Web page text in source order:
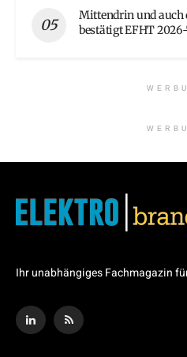
Mittendrin und auch
bestätigt EFHT
Ihr unabhängiges Fachmagazin